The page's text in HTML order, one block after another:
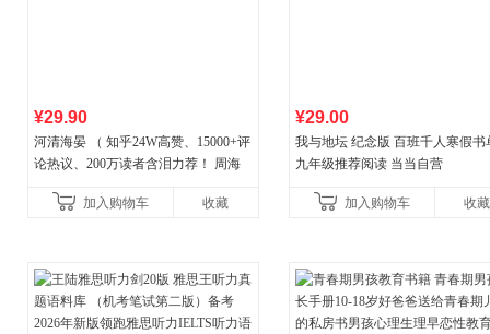
¥29.90
河清海晏 （ 知乎24W高赞、15000+评
论热议、200万读者含泪力荐！ 周海
守护你！加入购物车 收藏
¥29.00
我与地坛 纪念版 百班千人寒假书
九年级推荐阅读 当当自营
加入购物车 收藏